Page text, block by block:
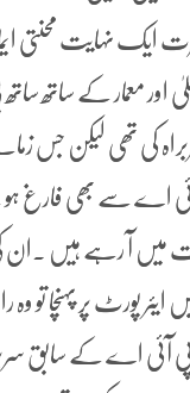
ایک نہایت محنتی
اور معمار کے ساتھ
کی تھی لیکن جس
آئی اے سے بھی فارغ ہو
میں آ رہے ہیں
پورٹ پر پہنچا تو وہ
اے کے سابق سربراہ